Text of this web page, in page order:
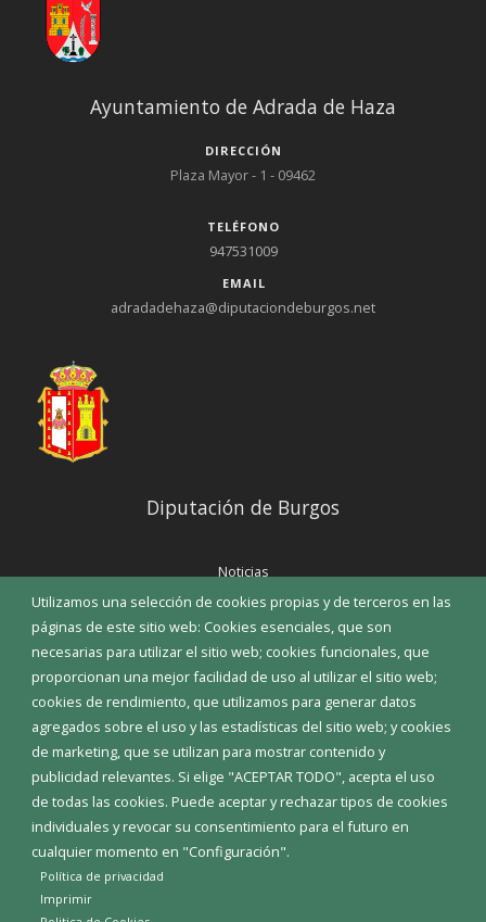
Utilizamos una selección de cookies propias y de terceros en las
páginas de este sitio web: Cookies esenciales, que son
necesarias para utilizar el sitio web; cookies funcionales, que
proporcionan una mejor facilidad de uso al utilizar el sitio web;
cookies de rendimiento, que utilizamos para generar datos
agregados sobre el uso y las estadísticas del sitio web; y cookies
de marketing, que se utilizan para mostrar contenido y
publicidad relevantes. Si elige "ACEPTAR TODO", acepta el uso
de todas las cookies. Puede aceptar y rechazar tipos de cookies
individuales y revocar su consentimiento para el futuro en
cualquier momento en "Configuración".
Política de privacidad
Imprimir
Ayuntamiento de Adrada de Haza
DIRECCIÓN
Plaza Mayor - 1 - 09462
TELÉFONO
947531009
EMAIL
adradadehaza@diputaciondeburgos.net
Diputación de Burgos
Noticias
Eventos
Corporación Municipal
Teléfonos de interés
INICIAR SESIÓN
MAPA WEB